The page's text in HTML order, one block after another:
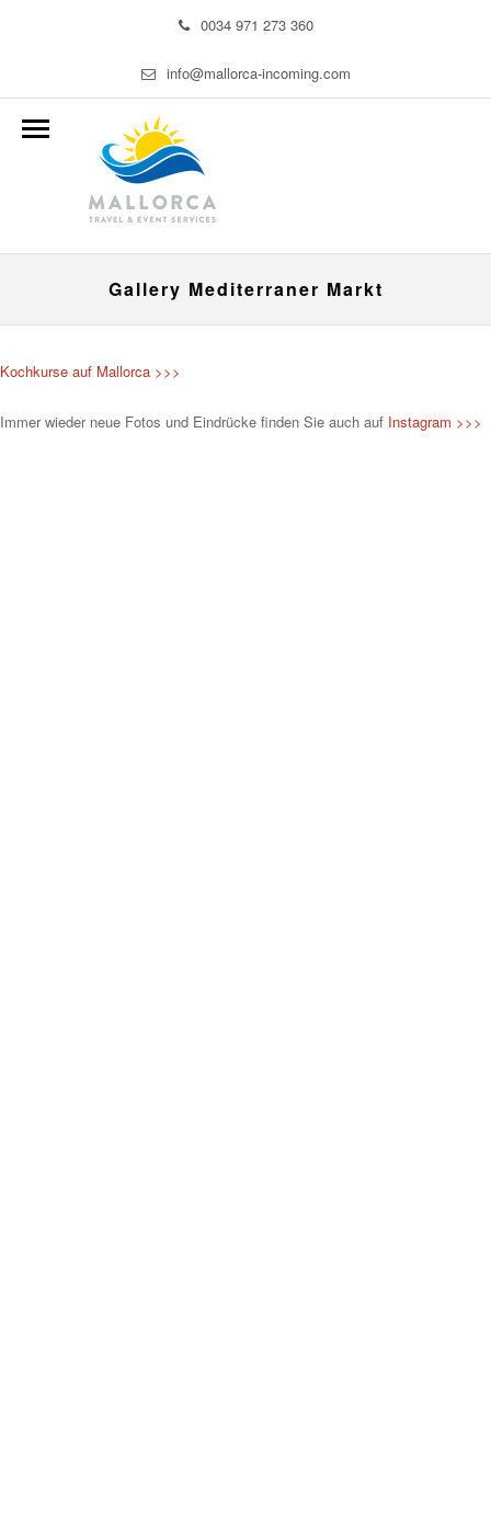
0034 971 273 360
info@mallorca-incoming.com
Gallery Mediterraner Markt
Kochkurse auf Mallorca >>>
Immer wieder neue Fotos und Eindrücke finden Sie auch auf Instagram >>>